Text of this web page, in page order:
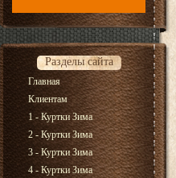
Разделы сайта
Главная
Клиентам
1 - Куртки Зима
2 - Куртки Зима
3 - Куртки Зима
4 - Куртки Зима